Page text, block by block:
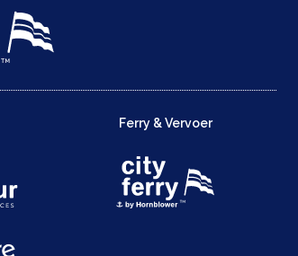
Ferry & Vervoer